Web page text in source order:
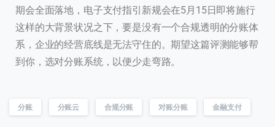
期会全面落地，电子支付指引新规会在5月15日即将施行
这样的大背景状况之下，要是没有一个合规透明的分账体
系，企业的经营底线是无法守住的。期望这篇评测能够帮
到你，选对分账系统，以便少走弯路。
分账 分账云 合规分账 对账分账 金融支付